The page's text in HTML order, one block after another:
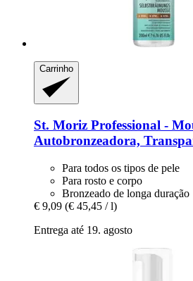
Carrinho
St. Moriz Professional -​
Autobronzeadora,
Para todos os tipos de pele
Para rosto e corpo
Bronzeado de longa duração
€ 9,09 (€ 45,45 / l)
Entrega até 19. agosto